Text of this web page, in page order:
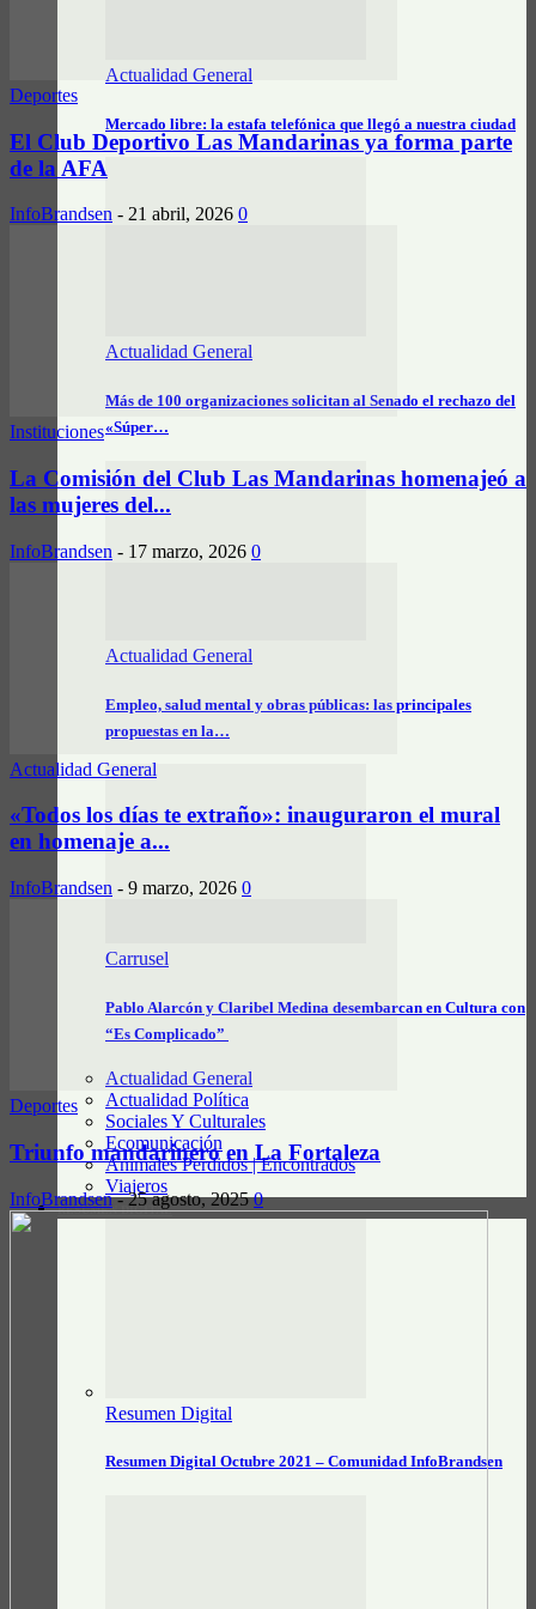
Actualidad General
Mercado libre: la estafa telefónica que llegó a nuestra ciudad
Actualidad General
Más de 100 organizaciones solicitan al Senado el rechazo del
«Súper…
Actualidad General
Empleo, salud mental y obras públicas: las principales
propuestas en la…
Carrusel
Pablo Alarcón y Claribel Medina desembarcan en Cultura con
“Es Complicado”
Actualidad General
Actualidad Política
Sociales Y Culturales
Ecomunicación
Animales Perdidos | Encontrados
Viajeros
RESUMEN DIGITAL
Resumen Digital
Resumen Digital Octubre 2021 – Comunidad InfoBrandsen
Deportes
El Club Deportivo Las Mandarinas ya forma parte
de la AFA
InfoBrandsen - 21 abril, 2026 0
Instituciones
La Comisión del Club Las Mandarinas homenajeó a
las mujeres del...
InfoBrandsen - 17 marzo, 2026 0
Actualidad General
«Todos los días te extraño»: inauguraron el mural
en homenaje a...
InfoBrandsen - 9 marzo, 2026 0
Deportes
Triunfo mandarinero en La Fortaleza
InfoBrandsen - 25 agosto, 2025 0